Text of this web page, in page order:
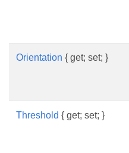
Orientation { get; set; }
Threshold { get; set; }